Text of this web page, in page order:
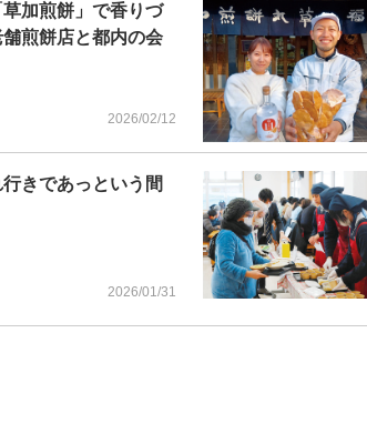
加煎餅」で香りづ
煎餅店と都内の会
2026/02/12
きであっという間
2026/01/31